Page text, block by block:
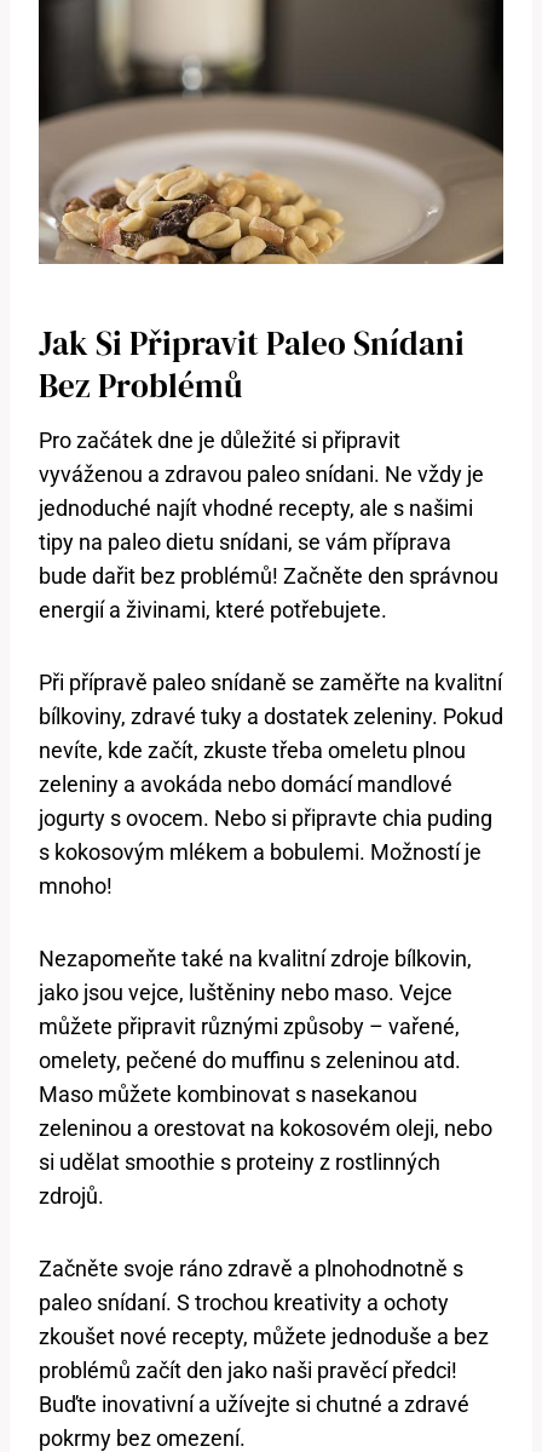
Jak Si Připravit Paleo Snídani
Bez Problémů
Pro začátek dne je důležité si připravit
vyváženou a zdravou paleo snídani. Ne vždy je
jednoduché najít vhodné recepty, ale s našimi
tipy na paleo dietu snídani, se vám příprava
bude dařit bez problémů! Začněte den správnou
energií a živinami, které potřebujete.
Při přípravě paleo snídaně se zaměřte na kvalitní
bílkoviny, zdravé tuky a dostatek zeleniny. Pokud
nevíte, kde začít, zkuste třeba omeletu plnou
zeleniny a avokáda nebo domácí mandlové
jogurty s ovocem. Nebo si připravte chia puding
s kokosovým mlékem a bobulemi. Možností je
mnoho!
Nezapomeňte také na kvalitní zdroje bílkovin,
jako jsou vejce, luštěniny nebo maso. Vejce
můžete připravit různými způsoby – vařené,
omelety, pečené do muffinu s zeleninou atd.
Maso můžete kombinovat s nasekanou
zeleninou a orestovat na kokosovém oleji, nebo
si udělat smoothie s proteiny z rostlinných
zdrojů.
Začněte svoje ráno zdravě a plnohodnotně s
paleo snídaní. S trochou kreativity a ochoty
zkoušet nové recepty, můžete jednoduše a bez
problémů začít den jako naši pravěcí předci!
Buďte inovativní a užívejte si chutné a zdravé
pokrmy bez omezení.